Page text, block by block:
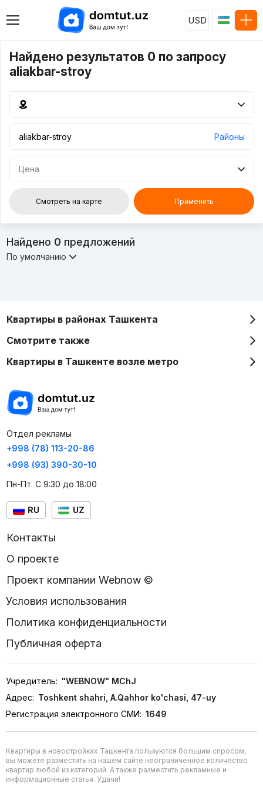
USD
Найдено результатов 0 по запросу
aliakbar-stroy
Районы
Цена
Смотреть на карте Применить
Найдено 0 предложений
По умолчанию
Квартиры в районах Ташкента
Смотрите также
Квартиры в Ташкенте возле метро
Отдел рекламы
+998 (78) 113-20-86
+998 (93) 390-30-10
Пн-Пт. С 9:30 до 18:00
RU UZ
Контакты
О проекте
Проект компании Webnow ©
Условия использования
Политика конфиденциальности
Публичная оферта
Учредитель: "WEBNOW" MChJ
Адрес: Toshkent shahri, A.Qahhor ko'chasi, 47-uy
Регистрация электронного СМИ: 1649
Квартиры в новостройках Ташкента пользуются большим спросом,
вы можете разместить на нашем сайте неограниченное количество
квартир любой из категорий. А также разместить рекламные и
информационные статьи. Удачи!